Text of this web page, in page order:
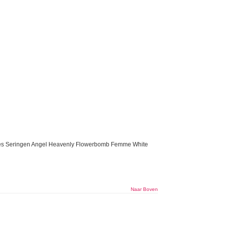
Seringen Angel Heavenly Flowerbomb Femme White
Naar Boven